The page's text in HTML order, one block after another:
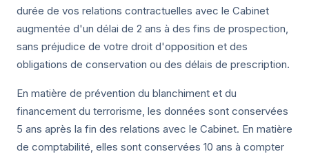
durée de vos relations contractuelles avec le Cabinet
augmentée d'un délai de 2 ans à des fins de prospection,
sans préjudice de votre droit d'opposition et des
obligations de conservation ou des délais de prescription.
En matière de prévention du blanchiment et du
financement du terrorisme, les données sont conservées
5 ans après la fin des relations avec le Cabinet. En matière
de comptabilité, elles sont conservées 10 ans à compter